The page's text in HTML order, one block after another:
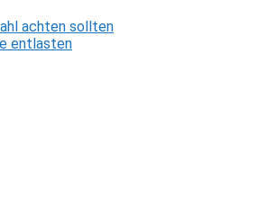
achten sollten
entlasten